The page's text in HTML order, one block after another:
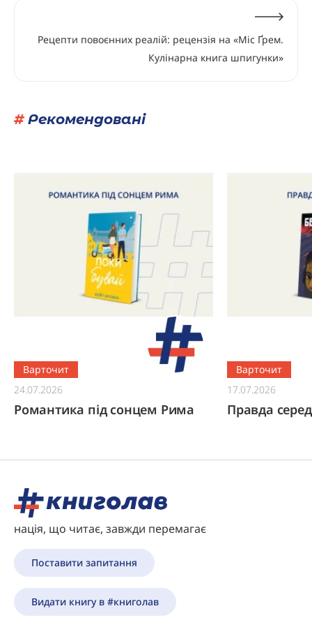
Рецепти повоєнних реалій: рецензія на «Міс Ґрем.
Кулінарна книга шпигунки»
#Рекомендовані
Варточит
24.07.2026
Романтика під сонцем Рима
Варточит
17.07.2026
Правда
нація, що читає, завжди перемагає
Поставити запитання
Видати книгу в #книголав